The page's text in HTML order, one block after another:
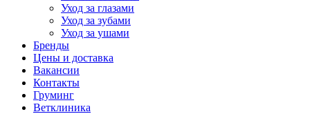
Уход за глазами
Уход за зубами
Уход за ушами
Бренды
Цены и доставка
Вакансии
Контакты
Груминг
Ветклиника